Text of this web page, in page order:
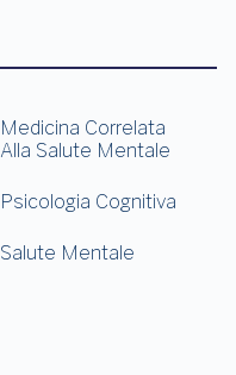
Medicina Correlata
Alla Salute Mentale
Psicologia Cognitiva
Salute Mentale